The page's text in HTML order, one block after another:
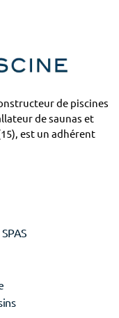
de piscines
de saunas et
est un adhérent